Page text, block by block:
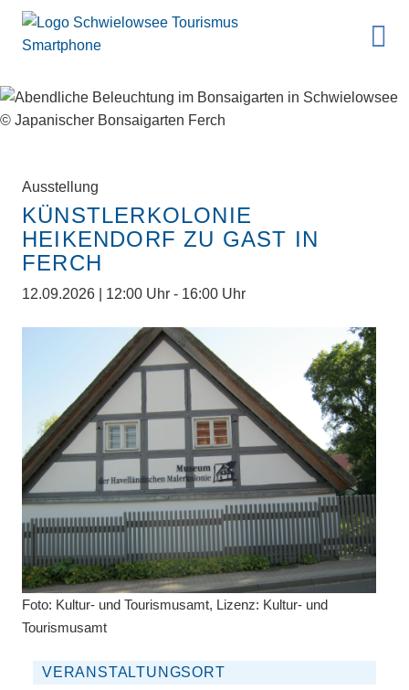
Ausstellung
KÜNSTLERKOLONIE
HEIKENDORF ZU GAST IN
FERCH
12.09.2026 | 12:00 Uhr - 16:00 Uhr
Foto: Kultur- und Tourismusamt, Lizenz: Kultur- und
Tourismusamt
VERANSTALTUNGSORT